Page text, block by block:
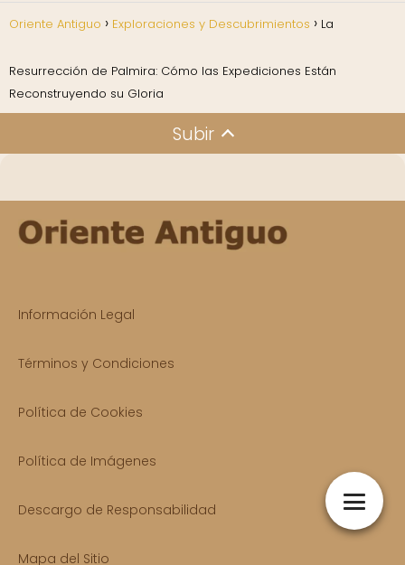
Oriente Antiguo Exploraciones y Descubrimientos La
Resurrección de Palmira: Cómo las Expediciones Están
Reconstruyendo su Gloria
Subir
Información Legal
Términos y Condiciones
Política de Cookies
Política de Imágenes
Descargo de Responsabilidad
Mapa del Sitio